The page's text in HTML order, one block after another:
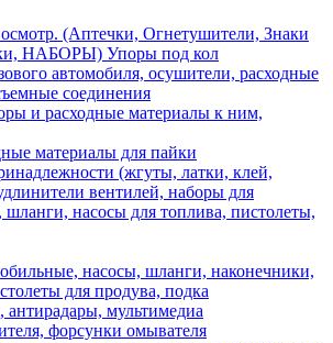
осмотр. (Аптечки, Огнетушители, Знаки
НАБОРЫ) Упоры под кол
автомобиля, осушители, расходные
соединения
и расходные материалы к ним,
материалы для пайки
(жгуты, латки, клей,
вентилей, наборы для
насосы для топлива, пистолеты,
насосы, шланги, наконечники,
для продува, подка
антирадары, мультимедиа
форсунки омывателя